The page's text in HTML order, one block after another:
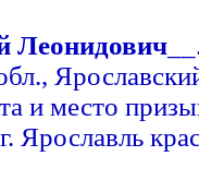
Леонидович
и место
Ярославль